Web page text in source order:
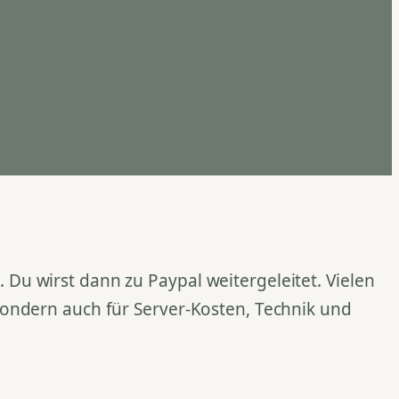
wirst dann zu Paypal weitergeleitet. Vielen
auch für Server-Kosten, Technik und